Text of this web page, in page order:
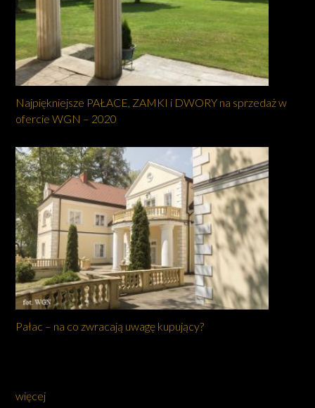
Najpiękniejsze PAŁACE, ZAMKI i DWORY na sprzedaż w
ofercie WGN – 2020
Pałac – na co zwracają uwagę kupujący?
więcej